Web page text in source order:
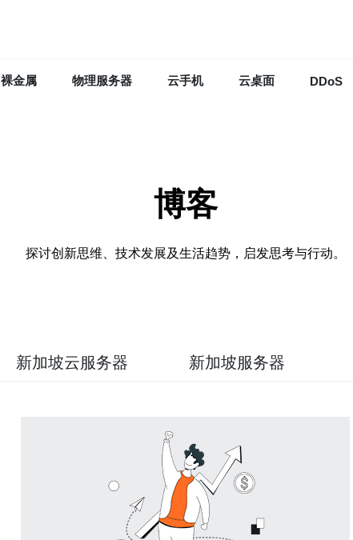
裸金属 物理服务器 云手机 云桌面 DDoS
博客
探讨创新思维、技术发展及生活趋势，启发思考与行动。
新加坡云服务器 新加坡服务器